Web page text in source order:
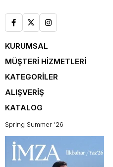
KURUMSAL
MÜŞTERİ HİZMETLERİ
KATEGORİLER
ALIŞVERİŞ
KATALOG
Spring Summer '26